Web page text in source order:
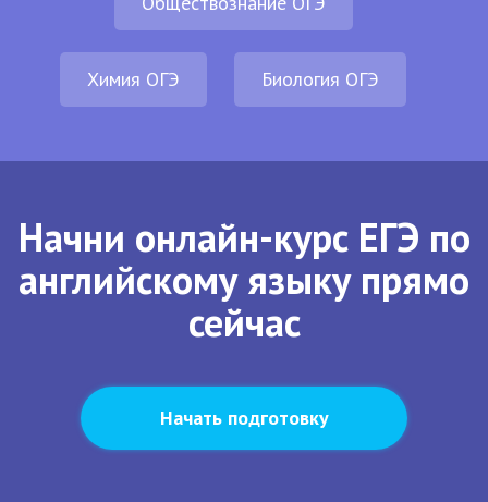
Химия ОГЭ Биология ОГЭ
Начни онлайн-курс ЕГЭ по
английскому языку прямо
сейчас
Начать подготовку